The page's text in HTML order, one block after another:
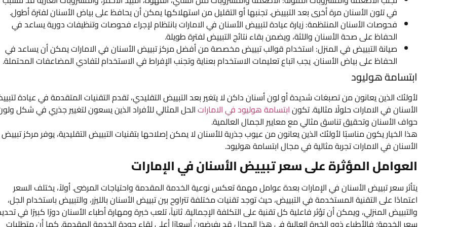
في تلون الأسنان مرة أخرى بعد التبييض. تجنبها أو التقليل من استهلاكها يمكن أن يحافظ على بياض الأسنان لفترة أطول.
فحوصات الأسنان المنتظمة: زيارة عيادة لتبييض الأسنان في الامارات بانتظام لإجراء فحوصات وتنظيفات دورية يساعد في
الحفاظ على صحة الأسنان واللثة، ويضمن بقاء نتائج التبييض لفترة طويلة.
صيانة التبييض في المنزل: استخدام قوالب تبييض مخصصة من أفضل مركز تبييض الأسنان في الامارات يمكن أن يساعد في
الحفاظ على بياض الأسنان. يجب اتباع تعليمات الاستخدام بعناية وتجنب الإفراط في الاستخدام لتفادي المضاعفات المحتملة.
ابتسامة هوليود
لأولئك الذين يعانون من تصبغات شديدة أو لون أسنان داكن لا يتغير بعد التبييض التقليدي، تقدم التقنيات المتقدمة في عيادة
الأسنان في الامارات حلولًا مثالية. تكونابتسامة هوليود في الاماراتالحل المثالي للأفراد الذين يسعون لتغيير جذري في شكل
حواف الأسنان وتحقيق تناسق مثالي مع معايير الجمال العالمية.
هذا الخيار يكون مناسبًا لأولئك الذين يعانون من عيوب جذرية للأسنان لا يمكن إصلاحها بتقنيات التبييض التقليدية، يوفر مركز تبييض
الأسنان في الامارات تجربة مثالية في مجال ابتسامة هوليود.
العوامل المؤثرة على سعر تبييض الأسنان في الإمارات
يتأثر سعر تبييض الأسنان في الإمارات بعدة عوامل مهمة تعكس نوعية الخدمة المقدمة واحتياجات المرضى. أولاً، يختلف السعر
اعتمادًا على التقنية المستخدمة في التبييض، حيث توجد تقنيات مختلفة تتراوح بين تبييض الأسنان بالليزر، والتبييض باستخدام الجل،
والتبييض المنزلي، ويمكن أن تؤثر فاعلية كل تقنية على التكلفة الإجمالية. ثانياً، تلعب خبرة ومهارة أطباء الأسنان دورًا كبيرًا في